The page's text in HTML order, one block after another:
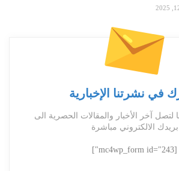
في نشرتنا الإخبارية
لتصل آخر الأخبار والمقالات الحصرية الى
بريدك الالكتروني مباشرة
[mc4wp_form id="243"]